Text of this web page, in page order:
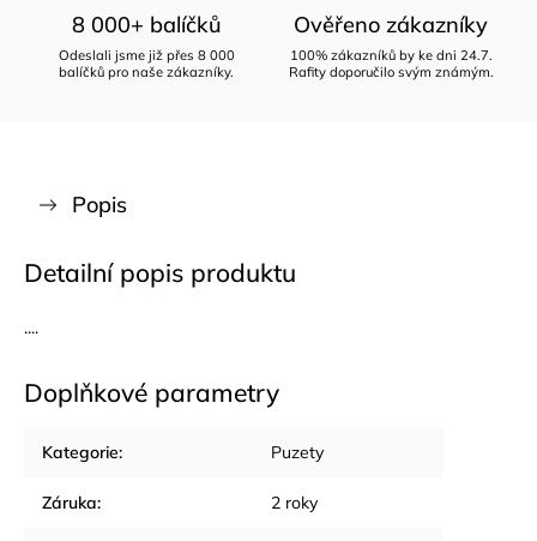
8 000+ balíčků
Odeslali jsme již přes 8 000
balíčků pro naše zákazníky.
Ověřeno zákazníky
100% zákazníků by ke dni 24.7.
Rafity doporučilo svým známým.
Popis
Detailní popis produktu
....
Doplňkové parametry
Kategorie: Puzety
Záruka: 2 roky